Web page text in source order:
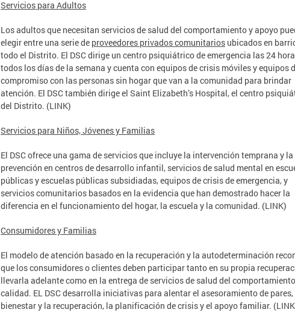
Servicios para Adultos
Los adultos que necesitan servicios de salud del comportamiento y apoyo
elegir entre una serie de proveedores privadoscomunitarios ubicados en
todo el Distrito. El DSC dirige un centro psiquiátrico de emergencia las 24
todos los días de la semana y cuenta con equipos de crisis móviles y equipos
compromiso con las personas sin hogar que van a la comunidad para brindar
atención. El DSC también dirige el Saint Elizabeth’s Hospital, el centro
del Distrito. (LINK)
Servicios para Niños, Jóvenes y Familias
El DSC ofrece una gama de servicios que incluye la intervención temprana y la
prevención en centros de desarrollo infantil, servicios de salud mental en
públicas y escuelas públicas subsidiadas, equipos de crisis de emergencia, y
servicios comunitarios basados ​​en la evidencia que han demostrado hacer la
diferencia en el funcionamiento del hogar, la escuela y la comunidad. (LINK)
Consumidores y Familias
El modelo de atención basado en la recuperación y la autodeterminación
que los consumidores o clientes deben participar tanto en su propia
llevarla adelante como en la entrega de servicios de salud del
calidad. EL DSC desarrolla iniciativas para alentar el asesoramiento de pares,
bienestar y la recuperación, la planificación de crisis y el apoyo familiar.